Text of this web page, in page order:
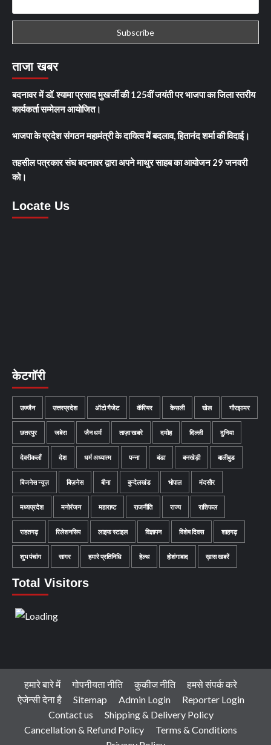
ताजा खबर
बदनावर में डॉ. श्यामा प्रसाद मुखर्जी की 125वीं जयंती पर भाजपा का जिला स्तरीय
कार्यकर्ता सम्मेलन आयोजित।
भाजपा के प्रदेश संगठन महामंत्री के दायित्व में बदलाव, हितानंद शर्मा की विदाई।
तहसील पत्रकार संघ बदनावर द्वारा अपने माथुर साहब का आयोजन 29 जनवरी
को।
Locate Us
केटगॉरी
उज्जैन उत्तरप्रदेश ऑटो गैजेट कॅरियर केसली खेल गौरझामर
छतरपुर जबेरा जैन धर्म ताज़ा खबरे दमोह दिल्ली दुनिया
देवरीकलाँ देश धर्म अध्यात्म पन्ना बंडा बनखेड़ी बालीबुड
बिजनेस न्यूज़ बिज़नेस बीना बुन्देलखंड भोपाल मंदसौर
मध्यप्रदेश मनोरंजन महाराष्ट राजनीति राज्य राशिफल
राहतगढ़ रिलेशनसिप लाइफ स्टाइल विज्ञापन विशेष दिवस शाहगढ़
शुभ पंचांग सागर हमारे प्रतिनिधि हेल्थ होशंगाबाद ख़ास खबरें
Total Visitors
हमारे बारे में गोपनीयता नीति कुकीज नीति
हमसे संपर्क करे
ऐजेन्सी देना है
Sitemap Admin Login
Reporter Login
Contact us
Shipping & Delivery Policy
Cancellation & Refund Policy
Terms & Conditions